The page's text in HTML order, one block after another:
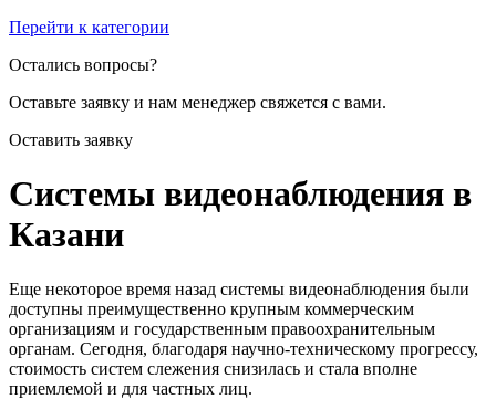
Перейти к категории
Остались вопросы?
Оставьте заявку и нам менеджер свяжется с вами.
Оставить заявку
Системы видеонаблюдения в
Казани
Еще некоторое время назад системы видеонаблюдения были
доступны преимущественно крупным коммерческим
организациям и государственным правоохранительным
органам. Сегодня, благодаря научно-техническому прогрессу,
стоимость систем слежения снизилась и стала вполне
приемлемой и для частных лиц.